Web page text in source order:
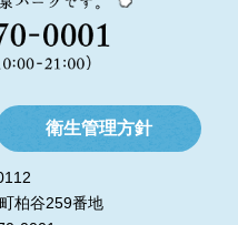
衛生管理方針
柏谷259番地